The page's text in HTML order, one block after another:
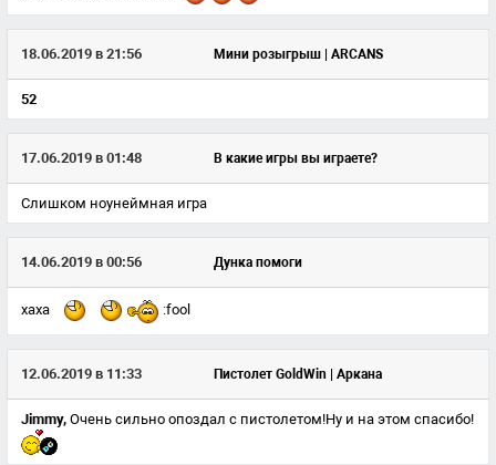
18.06.2019 в 21:56 Мини розыгрыш | ARCANS
52
17.06.2019 в 01:48 В какие игры вы играете?
Слишком ноунеймная игра
14.06.2019 в 00:56 Дунка помоги
хаха :fool
12.06.2019 в 11:33 Пистолет GoldWin | Аркана
Jimmy, Очень сильно опоздал с пистолетом!Ну и на этом спасибо!